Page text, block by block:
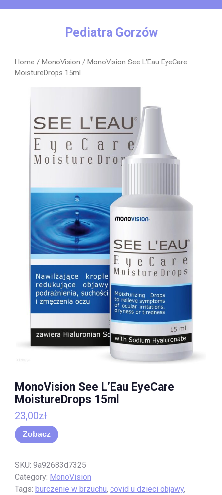
Pediatra Gorzów
Home / MonoVision / MonoVision See L’Eau EyeCare
MoistureDrops 15ml
MonoVision See L’Eau EyeCare
MoistureDrops 15ml
23,00zł
Zobacz
SKU: 9a92683d7325
Category: MonoVision
Tags: burczenie w brzuchu, covid u dzieci objawy,